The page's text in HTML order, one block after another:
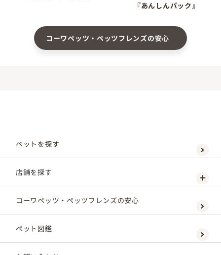
『あんしんパック』
コーワペッツ・ペッツフレンズの安心
ペットを探す
店舗を探す
コーワペッツ・ペッツフレンズの安心
ペット図鑑